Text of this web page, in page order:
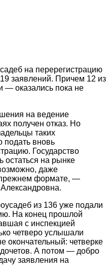
на перерегистрацию
заявлений. Причем 12 из
— оказались пока не
на ведение
получен отказ. Но
таких
подать вновь
Государство
остаться на рынке
даже
прежнем формате, —
из 136 уже подали
На конец прошлой
с инспекцией
четверо услышали
окончательный: четверке
А потом — добро
заявления на